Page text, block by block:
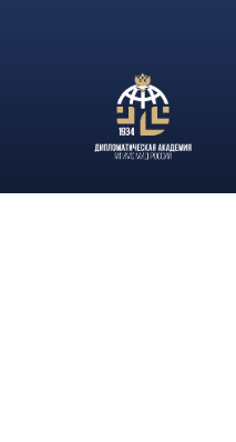
мероприятие в рамках
карьеры», который
МИД России с 21 по 24 мая